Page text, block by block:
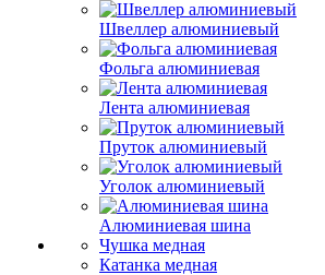
Швеллер алюминиевый
Фольга алюминиевая
Лента алюминиевая
Пруток алюминиевый
Уголок алюминиевый
Алюминиевая шина
Чушка медная
Катанка медная